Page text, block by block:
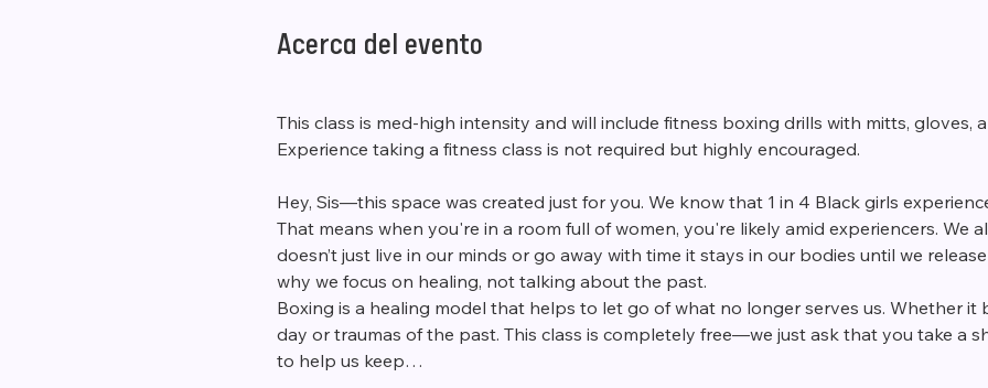
Acerca del evento
This class is med-high intensity and will include fitness boxing drills with mitts, gloves,
Experience taking a fitness class is not required but highly encouraged.
Hey, Sis—this space was created just for you. We know that 1 in 4 Black girls
That means when you're in a room full of women, you're likely amid experiencers. We
doesn’t just live in our minds or go away with time it stays in our bodies until we
why we focus on healing, not talking about the past.
Boxing is a healing model that helps to let go of what no longer serves us. Whether it
day or traumas of the past. This class is completely free—we just ask that you take a
to help us keep…